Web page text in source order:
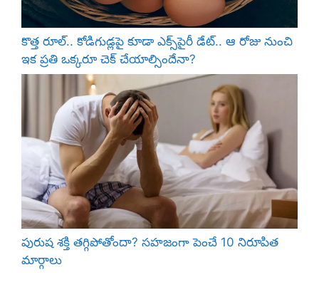
కొత్త రూల్.. కోడిగుడ్లపై కూడా ఎక్స్‌పైరీ డేట్.. ఆ రోజు నుంచి
ఇక ప్రతి ఒక్కరూ చెక్ చేయాల్సిందేనా?
పురుష శక్తి తగ్గిపోతోందా? సహజంగా పెంచే 10 నిరూపిత
మార్గాలు